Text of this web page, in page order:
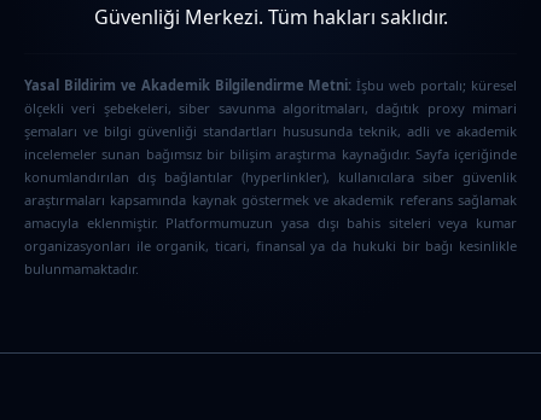
Güvenliği Merkezi. Tüm hakları saklıdır.
Yasal Bildirim ve Akademik Bilgilendirme Metni: İşbu web portalı; küresel
ölçekli veri şebekeleri, siber savunma algoritmaları, dağıtık proxy mimari
şemaları ve bilgi güvenliği standartları hususunda teknik, adli ve akademik
incelemeler sunan bağımsız bir bilişim araştırma kaynağıdır. Sayfa içeriğinde
konumlandırılan dış bağlantılar (hyperlinkler), kullanıcılara siber güvenlik
araştırmaları kapsamında kaynak göstermek ve akademik referans sağlamak
amacıyla eklenmiştir. Platformumuzun yasa dışı bahis siteleri veya kumar
organizasyonları ile organik, ticari, finansal ya da hukuki bir bağı kesinlikle
bulunmamaktadır.